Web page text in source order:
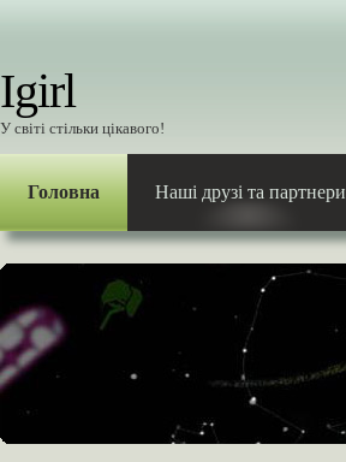
Igirl
У світі стільки цікавого!
Головна Наші друзі та партнери